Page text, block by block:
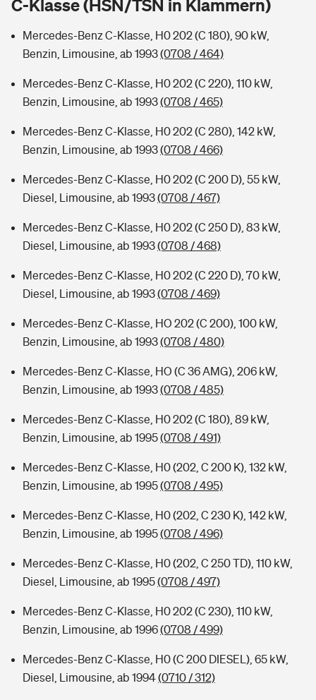
Sie haben Fragen?
Zur Übersicht
Tools
Kinderunfall-Check: Mehr Sicherheit für deine Kids
Sie haben Fragen?
C-Klasse (HSN/TSN in Klammern)
Mercedes-Benz C-Klasse, H0 202 (C 180), 90 kW,
Benzin, Limousine, ab 1993(0708 / 464)
Mercedes-Benz C-Klasse, H0 202 (C 220), 110 kW,
Benzin, Limousine, ab 1993(0708 / 465)
Mercedes-Benz C-Klasse, H0 202 (C 280), 142 kW,
Benzin, Limousine, ab 1993(0708 / 466)
Mercedes-Benz C-Klasse, H0 202 (C 200 D), 55 kW,
Diesel, Limousine, ab 1993(0708 / 467)
Mercedes-Benz C-Klasse, H0 202 (C 250 D), 83 kW,
Diesel, Limousine, ab 1993(0708 / 468)
Mercedes-Benz C-Klasse, H0 202 (C 220 D), 70 kW,
Diesel, Limousine, ab 1993(0708 / 469)
Mercedes-Benz C-Klasse, HO 202 (C 200), 100 kW,
Benzin, Limousine, ab 1993(0708 / 480)
Mercedes-Benz C-Klasse, HO (C 36 AMG), 206 kW,
Benzin, Limousine, ab 1993(0708 / 485)
Mercedes-Benz C-Klasse, H0 202 (C 180), 89 kW,
Benzin, Limousine, ab 1995(0708 / 491)
Mercedes-Benz C-Klasse, H0 (202, C 200 K), 132 kW,
Benzin, Limousine, ab 1995(0708 / 495)
Mercedes-Benz C-Klasse, H0 (202, C 230 K), 142 kW,
Benzin, Limousine, ab 1995(0708 / 496)
Mercedes-Benz C-Klasse, H0 (202, C 250 TD), 110 kW,
Diesel, Limousine, ab 1995(0708 / 497)
Mercedes-Benz C-Klasse, H0 202 (C 230), 110 kW,
Benzin, Limousine, ab 1996(0708 / 499)
Mercedes-Benz C-Klasse, H0 (C 200 DIESEL), 65 kW,
Diesel, Limousine, ab 1994(0710 / 312)